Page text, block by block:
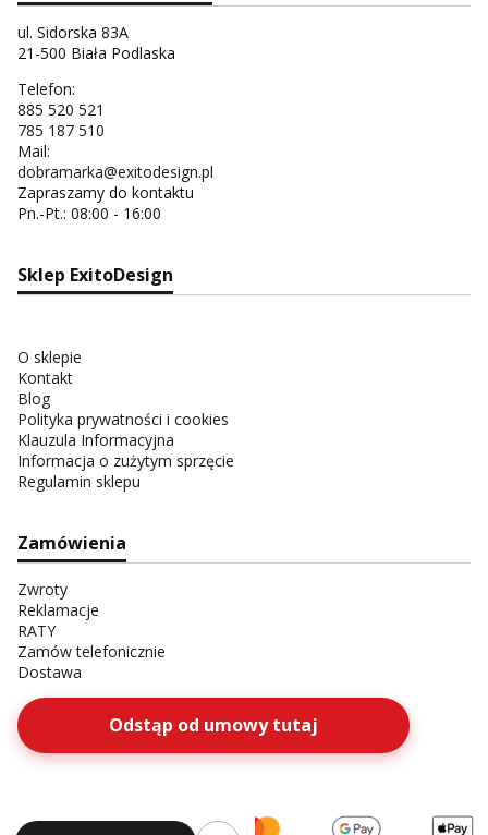
ul. Sidorska 83A
21-500 Biała Podlaska
Telefon:
885 520 521
785 187 510
Mail:
dobramarka@exitodesign.pl
Zapraszamy do kontaktu
Pn.-Pt.: 08:00 - 16:00
Sklep ExitoDesign
O sklepie
Kontakt
Blog
Polityka prywatności i cookies
Klauzula Informacyjna
Informacja o zużytym sprzęcie
Regulamin sklepu
Zamówienia
Zwroty
Reklamacje
RATY
Zamów telefonicznie
Dostawa
Odstąp od umowy tutaj